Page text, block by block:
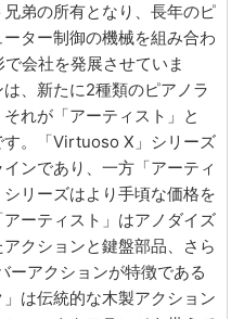
弟の所有となり、長年のピ
ター制御の機械を組み合わ
会社を発展させていま
、新たに2種類のピアノラ
れが「アーティスト」と
す。「Virtuoso X」シリーズ
ンであり、一方「アーティ
リーズはより手頃な価格を
ーティスト」はアノダイズ
クションと鍵盤部品、さら
ーアクションが特徴である
は伝統的な木製アクション